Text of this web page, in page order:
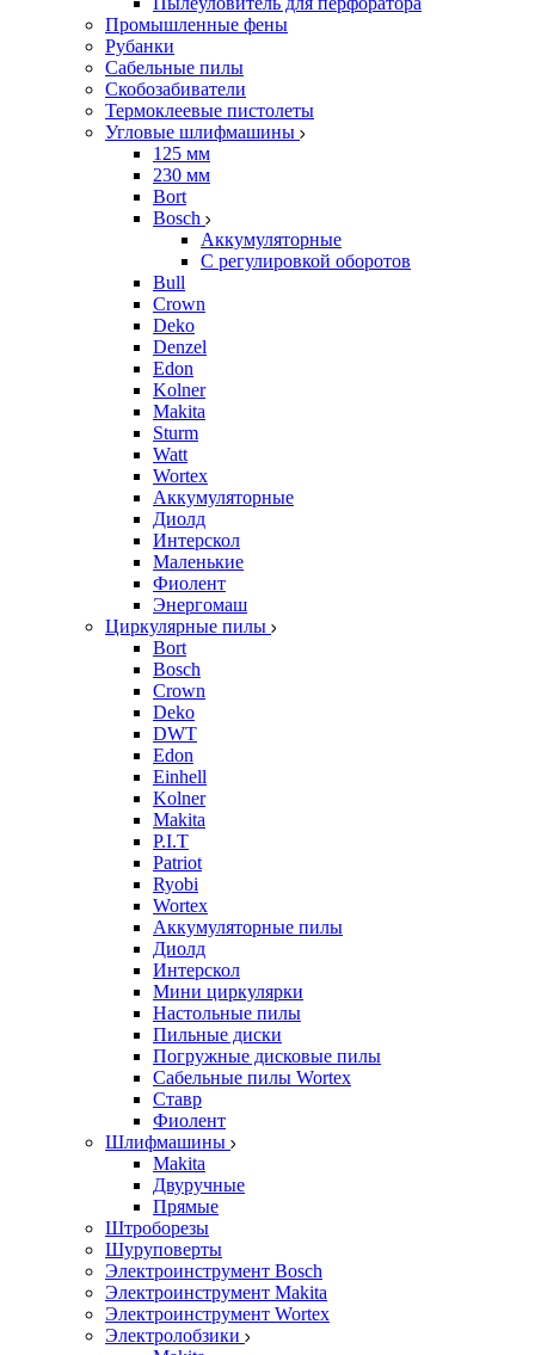
Промышленные фены
Рубанки
Сабельные пилы
Скобозабиватели
Термоклеевые пистолеты
Угловые шлифмашины
125 мм
230 мм
Bort
Bosch
Аккумуляторные
С регулировкой оборотов
Bull
Crown
Deko
Denzel
Edon
Kolner
Makita
Sturm
Watt
Wortex
Аккумуляторные
Диолд
Интерскол
Маленькие
Фиолент
Энергомаш
Циркулярные пилы
Bort
Bosch
Crown
Deko
DWT
Edon
Einhell
Kolner
Makita
P.I.T
Patriot
Ryobi
Wortex
Аккумуляторные пилы
Диолд
Интерскол
Мини циркулярки
Настольные пилы
Пильные диски
Погружные дисковые пилы
Сабельные пилы Wortex
Ставр
Фиолент
Шлифмашины
Makita
Двуручные
Прямые
Штроборезы
Шуруповерты
Электроинструмент Bosch
Электроинструмент Makita
Электроинструмент Wortex
Электролобзики